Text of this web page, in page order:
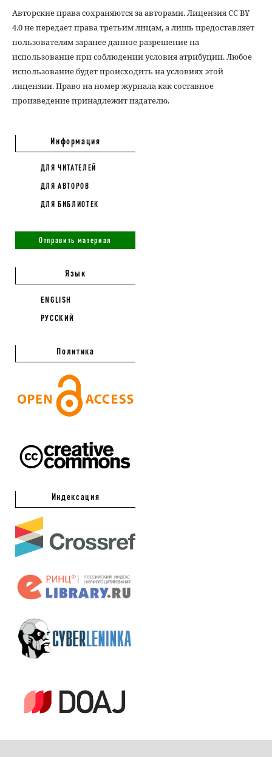
Авторские права сохраняются за авторами. Лицензия CC BY
4.0 не передает права третьим лицам, а лишь предоставляет
пользователям заранее данное разрешение на
использование при соблюдении условия атрибуции. Любое
использование будет происходить на условиях этой
лицензии. Право на номер журнала как составное
произведение принадлежит издателю.
Информация
ДЛЯ ЧИТАТЕЛЕЙ
ДЛЯ АВТОРОВ
ДЛЯ БИБЛИОТЕК
Отправить материал
Язык
ENGLISH
РУССКИЙ
Политика
Индексация